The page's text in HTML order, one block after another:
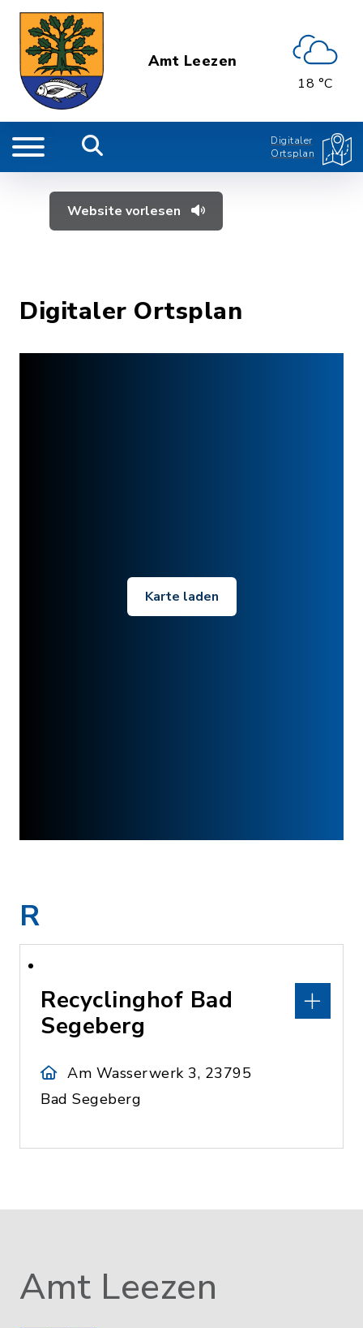
Amt Leezen
18 °C
Digitaler
Ortsplan
Website vorlesen
Digitaler Ortsplan
Karte laden
R
Recyclinghof Bad
Segeberg
Am Wasserwerk 3, 23795
Bad Segeberg
Amt Leezen